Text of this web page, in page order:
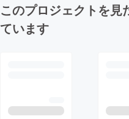
このプロジェクトを見
ています